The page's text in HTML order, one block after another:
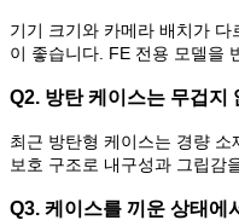
기기 크기와 카메라 배치가
이 좋습니다. FE 전용 모델을
Q2. 방탄 케이스는 무겁지
최근 방탄형 케이스는 경량
보호 구조로 내구성과 그립감
Q3. 케이스를 끼운 상태에